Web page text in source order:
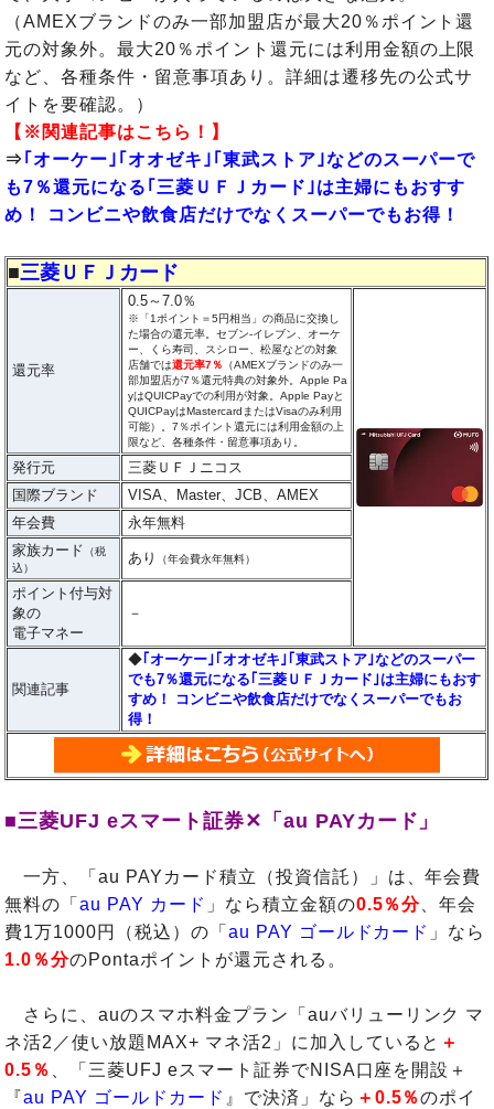
（AMEXブランドのみ一部加盟店が最大20％ポイント還
元の対象外。最大20％ポイント還元には利用金額の上限
など、各種条件・留意事項あり。詳細は遷移先の公式サ
イトを要確認。）
【※関連記事はこちら！】
⇒｢オーケー｣｢オオゼキ｣｢東武ストア｣などのスーパーで
も7％還元になる｢三菱ＵＦＪカード｣は主婦にもおすす
め！ コンビニや飲食店だけでなくスーパーでもお得！
■三菱ＵＦＪカード
還元率
0.5～7.0％
※「1ポイント＝5円相当」の商品に交換し
た場合の還元率。セブン‐イレブン、オーケ
ー、くら寿司、スシロー、松屋などの対象
店舗では還元率7％
（AMEXブランドのみ一
部加盟店が7％還元特典の対象外。Apple Pa
yはQUICPayでの利用が対象。Apple Payと
QUICPayはMastercardまたはVisaのみ利用
可能）。7％ポイント還元には利用金額の上
限など、各種条件・留意事項あり。
発行元
三菱ＵＦＪニコス
国際ブランド
VISA、Master、JCB、AMEX
年会費
永年無料
家族カード
（税
込）
あり （年会費永年無料）
ポイント付与対
象の
電子マネー
－
関連記事
◆｢オーケー｣｢オオゼキ｣｢東武ストア｣などのスーパー
でも7％還元になる｢三菱ＵＦＪカード｣は主婦にもおす
すめ！ コンビニや飲食店だけでなくスーパーでもお
得！
■三菱UFJ eスマート証券✕「au PAYカード」
一方、「au PAYカード積立（投資信託）」は、年会費
無料の「au PAY カード 」なら積立金額の0.5％分 、年会
費1万1000円（税込）の「 au PAY ゴールドカード 」なら
1.0％分のPontaポイントが還元される。
さらに、auのスマホ料金プラン「auバリューリンク マ
ネ活2／使い放題MAX+ マネ活2」に加入していると ＋
0.5％
、「三菱UFJ eスマート証券でNISA口座を開設＋
『au PAY ゴールドカード 』で決済」なら ＋0.5％のポイ